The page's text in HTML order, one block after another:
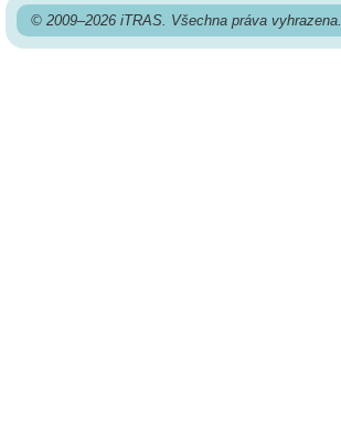
© 2009–2026 iTRAS. Všechna práva vyhrazena.